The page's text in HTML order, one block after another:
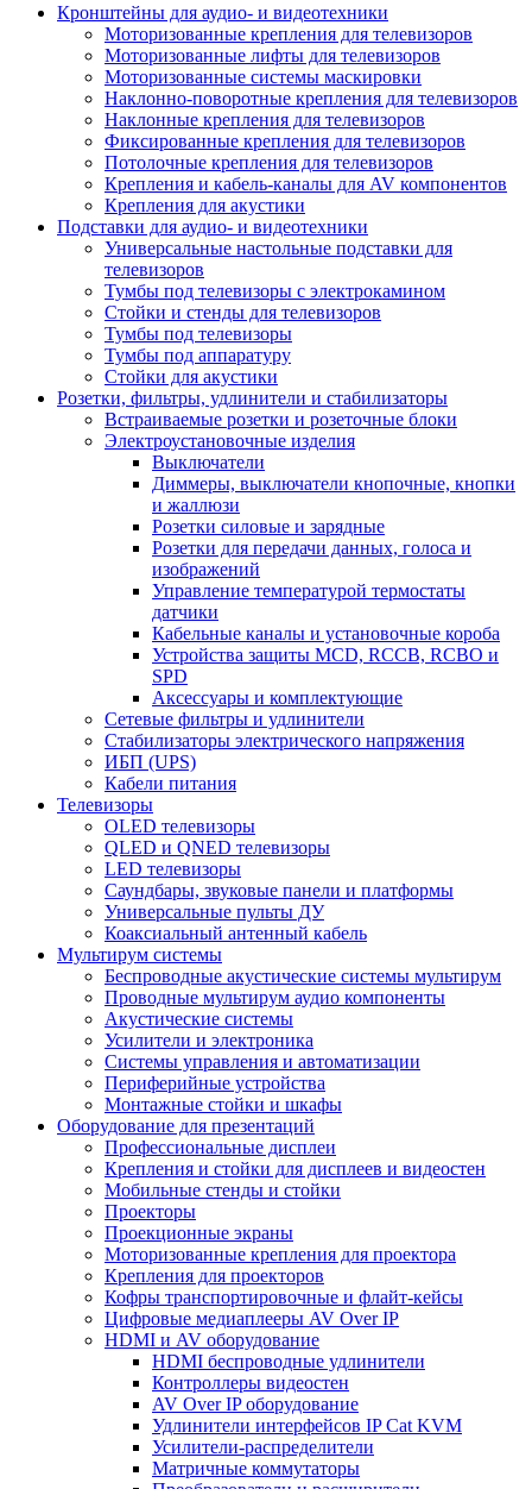
Кронштейны для аудио- и видеотехники
Моторизованные крепления для телевизоров
Моторизованные лифты для телевизоров
Моторизованные системы маскировки
Наклонно-поворотные крепления для телевизоров
Наклонные крепления для телевизоров
Фиксированные крепления для телевизоров
Потолочные крепления для телевизоров
Крепления и кабель-каналы для AV компонентов
Крепления для акустики
Подставки для аудио- и видеотехники
Универсальные настольные подставки для
телевизоров
Тумбы под телевизоры с электрокамином
Стойки и стенды для телевизоров
Тумбы под телевизоры
Тумбы под аппаратуру
Стойки для акустики
Розетки, фильтры, удлинители и стабилизаторы
Встраиваемые розетки и розеточные блоки
Электроустановочные изделия
Выключатели
Диммеры, выключатели кнопочные, кнопки
и жаллюзи
Розетки силовые и зарядные
Розетки для передачи данных, голоса и
изображений
Управление температурой термостаты
датчики
Кабельные каналы и установочные короба
Устройства защиты MCD, RCCB, RCBO и
SPD
Аксессуары и комплектующие
Сетевые фильтры и удлинители
Стабилизаторы электрического напряжения
ИБП (UPS)
Кабели питания
Телевизоры
OLED телевизоры
QLED и QNED телевизоры
LED телевизоры
Саундбары, звуковые панели и платформы
Универсальные пульты ДУ
Коаксиальный антенный кабель
Мультирум системы
Беспроводные акустические системы мультирум
Проводные мультирум аудио компоненты
Акустические системы
Усилители и электроника
Системы управления и автоматизации
Периферийные устройства
Монтажные стойки и шкафы
Оборудование для презентаций
Профессиональные дисплеи
Крепления и стойки для дисплеев и видеостен
Мобильные стенды и стойки
Проекторы
Проекционные экраны
Моторизованные крепления для проектора
Крепления для проекторов
Кофры транспортировочные и флайт-кейсы
Цифровые медиаплееры AV Over IP
HDMI и AV оборудование
HDMI беспроводные удлинители
Контроллеры видеостен
AV Over IP оборудование
Удлинители интерфейсов IP Cat KVM
Усилители-распределители
Матричные коммутаторы